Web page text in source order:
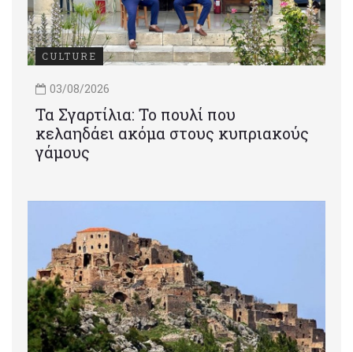
CULTURE
03/08/2026
Τα Σγαρτίλια: Το πουλί που
κελαηδάει ακόμα στους κυπριακούς
γάμους